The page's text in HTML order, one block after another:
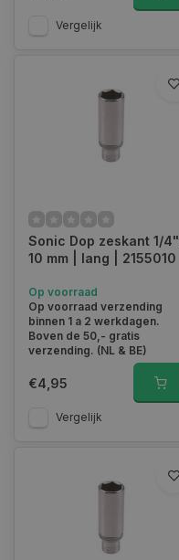
Vergelijk
Sonic Dop zeskant 1/4",
10 mm | lang | 2155010
Op voorraad
Op voorraad verzending
binnen 1 a 2 werkdagen.
Boven de 50,- gratis
verzending. (NL & BE)
€4,95
Vergelijk